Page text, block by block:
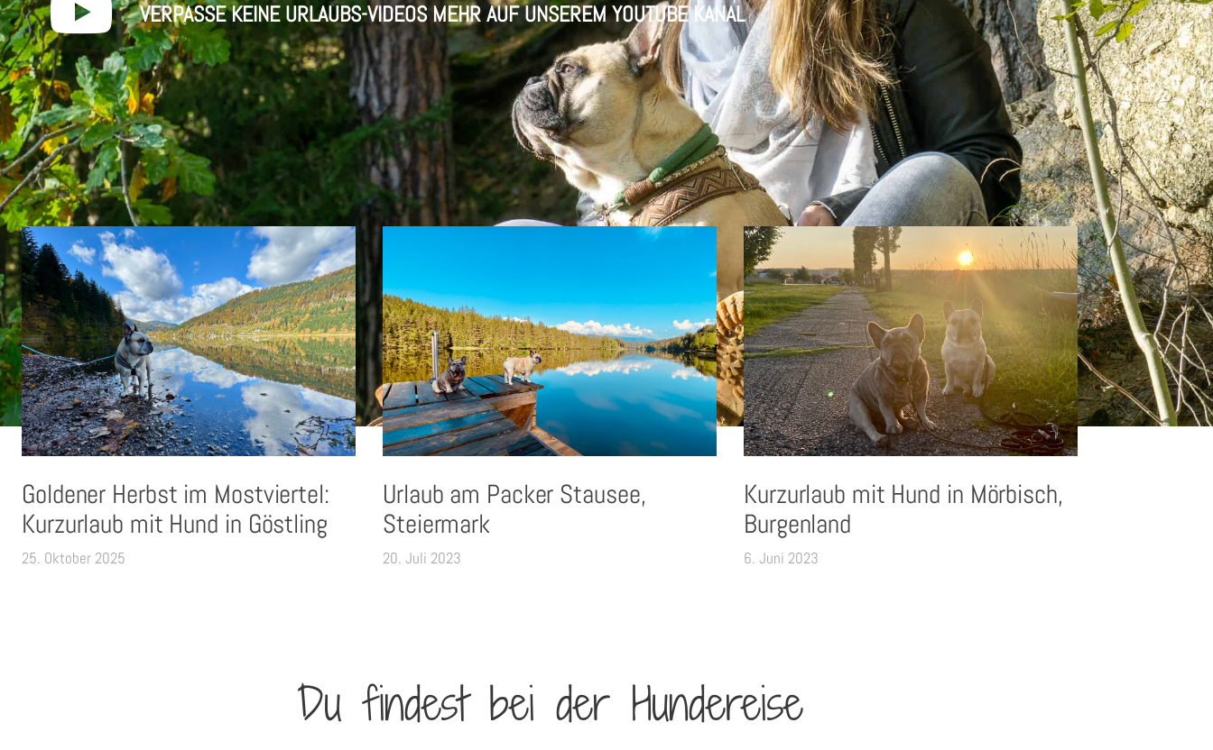
VERPASSE KEINE URLAUBS-VIDEOS MEHR AUF UNSEREM YOUTUBE KANAL
Goldener Herbst im Mostviertel:
Kurzurlaub mit Hund in Göstling
25. Oktober 2025
Urlaub am Packer Stausee,
Steiermark
20. Juli 2023
Kurzurlaub mit Hund in Mörbisch,
Burgenland
6. Juni 2023
Du findest bei der Hundereise